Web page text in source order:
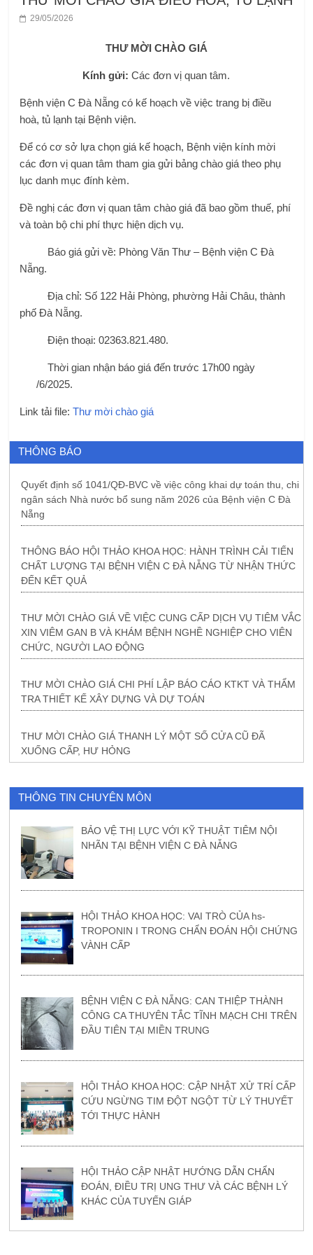
29/05/2026
THƯ MỜI CHÀO GIÁ
Kính gửi:Các đơn vị quan tâm.
Bệnh viện C Đà Nẵng có kế hoạch về việc trang bị điều
hoà, tủ lạnh tại Bệnh viện.
Để có cơ sở lựa chọn giá kế hoạch, Bệnh viện kính mời
các đơn vị quan tâm tham gia gửi bảng chào giá theo phụ
lục danh mục đính kèm.
Đề nghị các đơn vị quan tâm chào giá đã bao gồm thuế, phí
và toàn bộ chi phí thực hiện dịch vụ.
Báo giá gửi về: Phòng Văn Thư – Bệnh viện C Đà
Nẵng.
Địa chỉ: Số 122 Hải Phòng, phường Hải Châu, thành
phố Đà Nẵng.
Điện thoại: 02363.821.480.
Thời gian nhận báo giá đến trước 17h00 ngày
/6/2025.
Link tải file:Thư mời chào giá
THÔNG BÁO
Quyết định số 1041/QĐ-BVC về việc công khai dự toán thu, chi
ngân sách Nhà nước bổ sung năm 2026 của Bệnh viện C Đà
Nẵng
THÔNG BÁO HỘI THẢO KHOA HỌC: HÀNH TRÌNH CẢI TIẾN
CHẤT LƯỢNG TẠI BỆNH VIỆN C ĐÀ NẴNG TỪ NHẬN THỨC
ĐẾN KẾT QUẢ
THƯ MỜI CHÀO GIÁ VỀ VIỆC CUNG CẤP DỊCH VỤ TIÊM VẮC
XIN VIÊM GAN B VÀ KHÁM BỆNH NGHỀ NGHIỆP CHO VIÊN
CHỨC, NGƯỜI LAO ĐỘNG
THƯ MỜI CHÀO GIÁ CHI PHÍ LẬP BÁO CÁO KTKT VÀ THẨM
TRA THIẾT KẾ XÂY DỰNG VÀ DỰ TOÁN
THƯ MỜI CHÀO GIÁ THANH LÝ MỘT SỐ CỬA CŨ ĐÃ
XUỐNG CẤP, HƯ HỎNG
THÔNG TIN CHUYÊN MÔN
BẢO VỆ THỊ LỰC VỚI KỸ THUẬT TIÊM NỘI
NHÃN TẠI BỆNH VIỆN C ĐÀ NẴNG
HỘI THẢO KHOA HỌC: VAI TRÒ CỦA hs-
TROPONIN I TRONG CHẨN ĐOÁN HỘI CHỨNG
VÀNH CẤP
BỆNH VIỆN C ĐÀ NẴNG: CAN THIỆP THÀNH
CÔNG CA THUYÊN TẮC TĨNH MẠCH CHI TRÊN
ĐẦU TIÊN TẠI MIỀN TRUNG
HỘI THẢO KHOA HỌC: CẬP NHẬT XỬ TRÍ CẤP
CỨU NGỪNG TIM ĐỘT NGỘT TỪ LÝ THUYẾT
TỚI THỰC HÀNH
HỘI THẢO CẬP NHẬT HƯỚNG DẪN CHẨN
ĐOÁN, ĐIỀU TRỊ UNG THƯ VÀ CÁC BỆNH LÝ
KHÁC CỦA TUYẾN GIÁP